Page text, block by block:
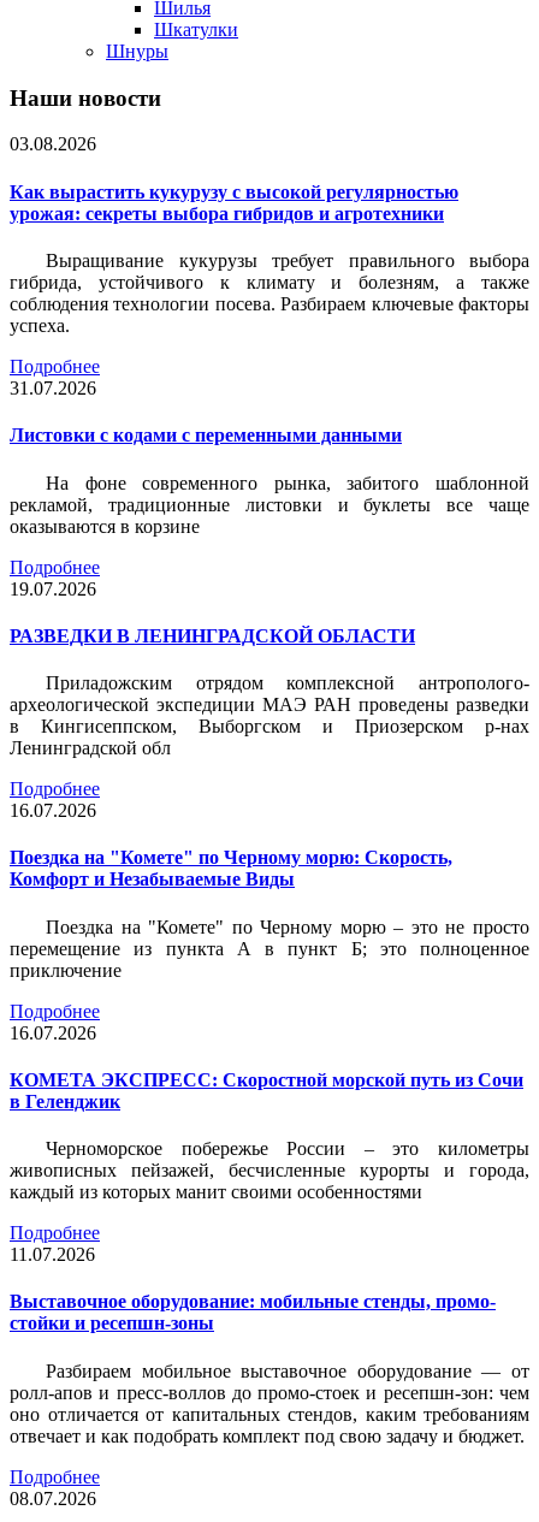
Шилья
Шкатулки
Шнуры
Наши новости
03.08.2026
Как вырастить кукурузу с высокой регулярностью
урожая: секреты выбора гибридов и агротехники
Выращивание кукурузы требует правильного выбора
гибрида, устойчивого к климату и болезням, а также
соблюдения технологии посева. Разбираем ключевые факторы
успеха.
Подробнее
31.07.2026
Листовки c кодами с переменными данными
На фоне современного рынка, забитого шаблонной
рекламой, традиционные листовки и буклеты все чаще
оказываются в корзине
Подробнее
19.07.2026
РАЗВЕДКИ В ЛЕНИНГРАДСКОЙ ОБЛАСТИ
Приладожским отрядом комплексной антрополого-
археологической экспедиции МАЭ РАН проведены разведки
в Кингисеппском, Выборгском и Приозерском р-нах
Ленинградской обл
Подробнее
16.07.2026
Поездка на "Комете" по Черному морю: Скорость,
Комфорт и Незабываемые Виды
Поездка на "Комете" по Черному морю – это не просто
перемещение из пункта А в пункт Б; это полноценное
приключение
Подробнее
16.07.2026
КОМЕТА ЭКСПРЕСС: Скоростной морской путь из Сочи
в Геленджик
Черноморское побережье России – это километры
живописных пейзажей, бесчисленные курорты и города,
каждый из которых манит своими особенностями
Подробнее
11.07.2026
Выставочное оборудование: мобильные стенды, промо-
стойки и ресепшн-зоны
Разбираем мобильное выставочное оборудование — от
ролл-апов и пресс-воллов до промо-стоек и ресепшн-зон: чем
оно отличается от капитальных стендов, каким требованиям
отвечает и как подобрать комплект под свою задачу и бюджет.
Подробнее
08.07.2026